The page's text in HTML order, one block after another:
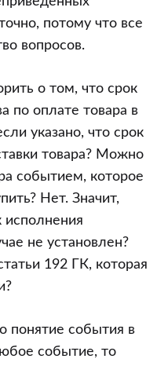
потому что все
вопросов.
о том, что срок
по оплате товара в
указано, что срок
товара? Можно
событием, которое
Нет. Значит,
исполнения
не установлен?
192 ГК, которая
понятие события в
событие, то